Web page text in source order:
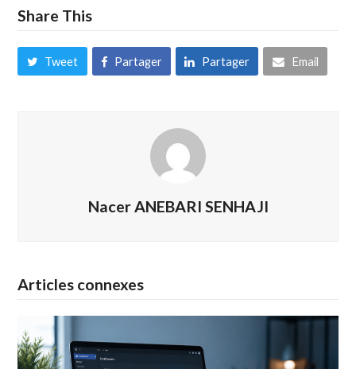
Share This
Tweet Partager Partager Email
Nacer ANEBARI SENHAJI
Articles connexes